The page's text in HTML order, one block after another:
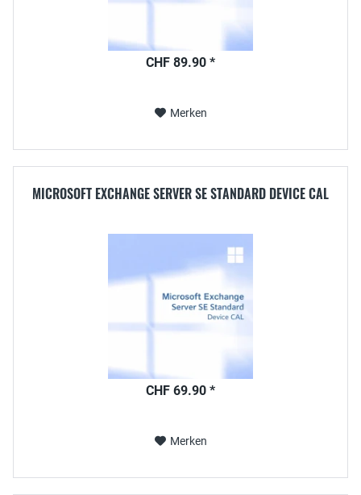
CHF 89.90 *
Merken
MICROSOFT EXCHANGE SERVER SE STANDARD DEVICE CAL
CHF 69.90 *
Merken